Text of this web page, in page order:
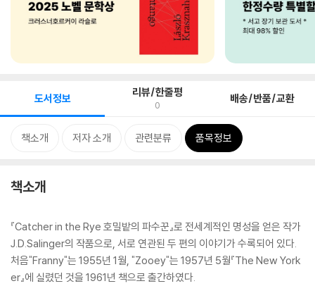
도서정보 리뷰/한줄평
0 배송/반품/교환
책소개 저자 소개 관련분류 품목정보
책소개
『Catcher in the Rye 호밀밭의 파수꾼』로 전세계적인 명성을 얻은 작가
J.D.Salinger의 작품으로, 서로 연관된 두 편의 이야기가 수록되어 있다.
처음"Franny"는 1955년 1월, "Zooey"는 1957년 5월『The New York
er』에 실렸던 것을 1961년 책으로 출간하였다.